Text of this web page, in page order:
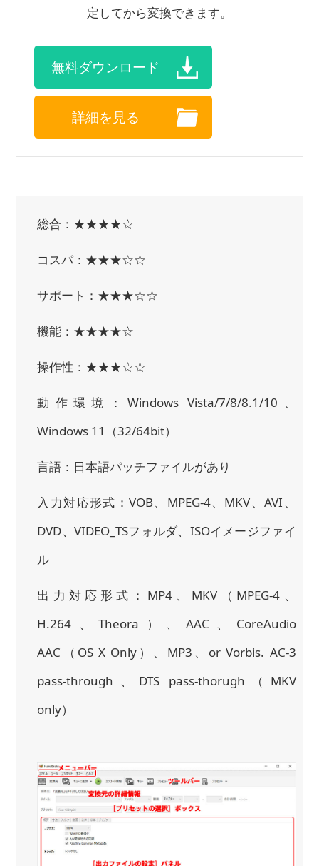
定してから変換できます。
無料ダウンロード
詳細を見る
総合：★★★★☆
コスパ：★★★☆☆
サポート：★★★☆☆
機能：★★★★☆
操作性：★★★☆☆
動作環境：Windows Vista/7/8/8.1/10、
Windows 11（32/64bit）
言語：日本語パッチファイルがあり
入力対応形式：VOB、MPEG-4、MKV、AVI、
DVD、VIDEO_TSフォルダ、ISOイメージファイ
ル
出力対応形式：MP4、MKV（MPEG-4、
H.264、Theora）、AAC、CoreAudio
AAC（OS X Only）、MP3、or Vorbis. AC-3
pass-through、DTS pass-thorugh（MKV
only）